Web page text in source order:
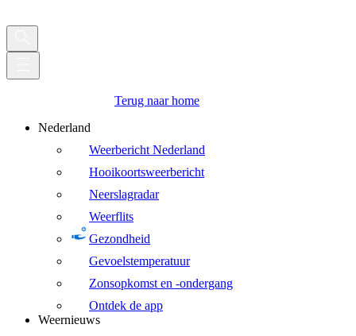
Terug naar home
Nederland
Weerbericht Nederland
Hooikoortsweerbericht
Neerslagradar
Weerflits
Gezondheid
Gevoelstemperatuur
Zonsopkomst en -ondergang
Ontdek de app
Weernieuws